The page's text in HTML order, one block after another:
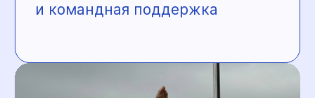
детский сад в ЖК «Солнечный
и последовательно готовятся